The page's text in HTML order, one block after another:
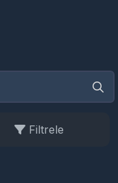
Filtrele